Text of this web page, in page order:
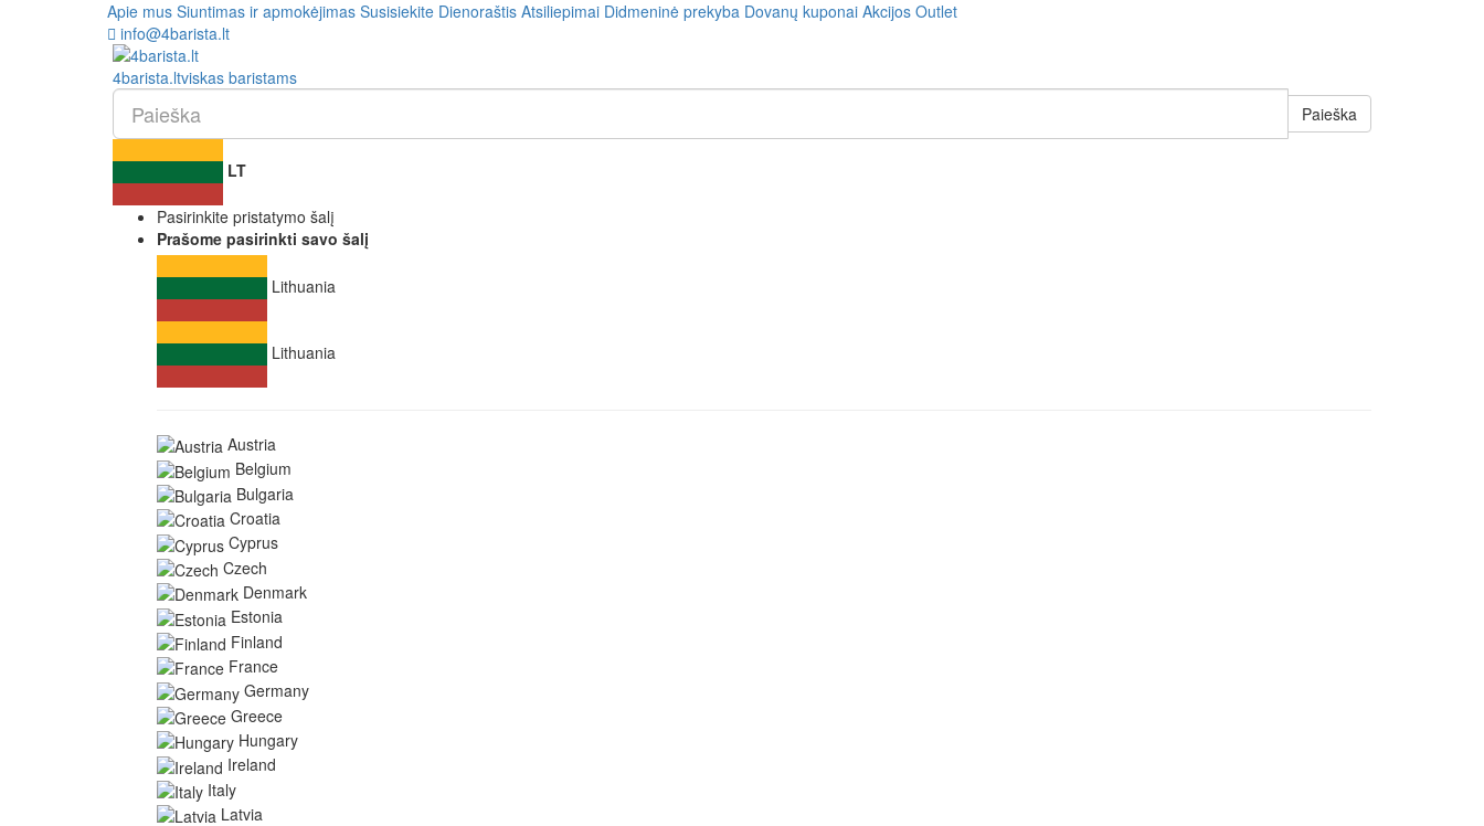
Apie mus Siuntimas ir apmokėjimas Susisiekite Dienoraštis Atsiliepimai Didmeninė prekyba Dovanų kuponai Akcijos Outlet
info@4barista.lt
4barista.ltviskas baristams
Paieška
LT
Pasirinkite pristatymo šalį
Prašome pasirinkti savo šalį
Lithuania
Lithuania
Austria
Belgium
Bulgaria
Croatia
Cyprus
Czech
Denmark
Estonia
Finland
France
Germany
Greece
Hungary
Ireland
Italy
Latvia